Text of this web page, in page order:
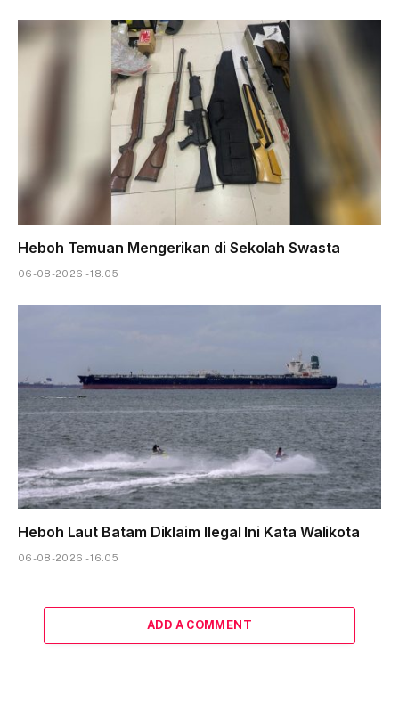
Heboh Temuan Mengerikan di Sekolah Swasta
06-08-2026 - 18.05
Heboh Laut Batam Diklaim Ilegal Ini Kata Walikota
06-08-2026 - 16.05
ADD A COMMENT